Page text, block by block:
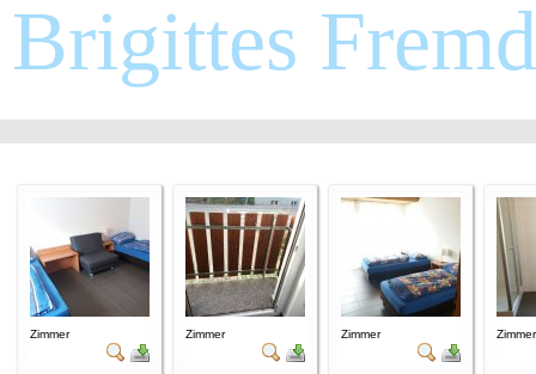
Brigittes
Zimmer Zimmer Zimmer Zimmer